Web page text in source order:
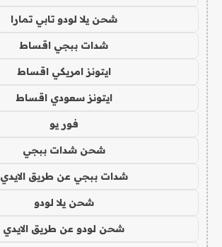
شحن يلا لودو تابي تمارا
شدات ببجي اقساط
ايتونز امريكي اقساط
ايتونز سعودي اقساط
فور يو
شحن شدات ببجي
شدات ببجي عن طريق الايدي
شحن يلا لودو
شحن لودو عن طريق الايدي